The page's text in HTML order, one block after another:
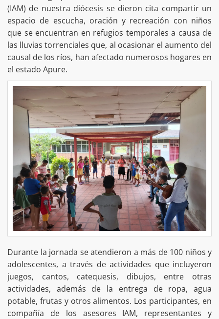
(IAM) de nuestra diócesis se dieron cita compartir un
espacio de escucha, oración y recreación con niños
que se encuentran en refugios temporales a causa de
las lluvias torrenciales que, al ocasionar el aumento del
causal de los ríos, han afectado numerosos hogares en
el estado Apure.
Durante la jornada se atendieron a más de 100 niños y
adolescentes, a través de actividades que incluyeron
juegos, cantos, catequesis, dibujos, entre otras
actividades, además de la entrega de ropa, agua
potable, frutas y otros alimentos. Los participantes, en
compañía de los asesores IAM, representantes y